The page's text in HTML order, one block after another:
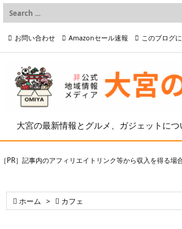
大宮の最新情報とグルメ、ガジェットに
お問い合わせ Amazonセール速報 このブログ
プライバシーポリシー等
［PR］記事内のアフィリエイトリンク等から収入を得る場
 ホーム >  カフェ